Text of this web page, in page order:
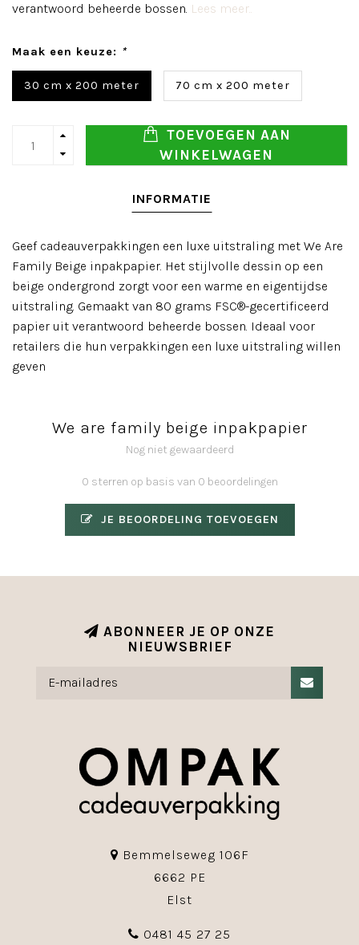
verantwoord beheerde bossen. Lees meer..
Maak een keuze: *
30 cm x 200 meter 70 cm x 200 meter
TOEVOEGEN AAN
WINKELWAGEN
INFORMATIE
Geef cadeauverpakkingen een luxe uitstraling met We Are
Family Beige inpakpapier. Het stijlvolle dessin op een
beige ondergrond zorgt voor een warme en eigentijdse
uitstraling. Gemaakt van 80 grams FSC®-gecertificeerd
papier uit verantwoord beheerde bossen. Ideaal voor
retailers die hun verpakkingen een luxe uitstraling willen
geven
We are family beige inpakpapier
Nog niet gewaardeerd
0 sterren op basis van 0 beoordelingen
JE BEOORDELING TOEVOEGEN
ABONNEER JE OP ONZE
NIEUWSBRIEF
Bemmelseweg 106F
6662 PE
Elst
0481 45 27 25